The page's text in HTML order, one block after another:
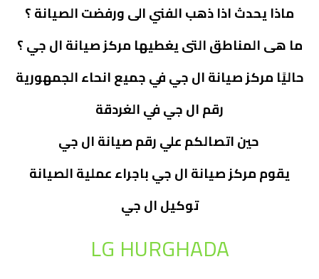
ماذا يحدث اذا ذهب الفني الى ورفضت الصيانة ؟
ما هى المناطق التى يغطيها مركز صيانة ال جي ؟
حاليًا مركز صيانة ال جي في جميع انحاء الجمهورية
رقم ال جي في الغردقة
حين اتصالكم علي رقم صيانة ال جي
يقوم مركز صيانة ال جي باجراء عملية الصيانة
توكيل ال جي
LG HURGHADA